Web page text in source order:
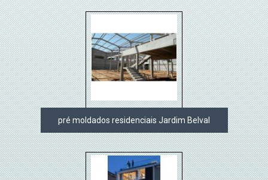
pré moldados residenciais Jardim Belval